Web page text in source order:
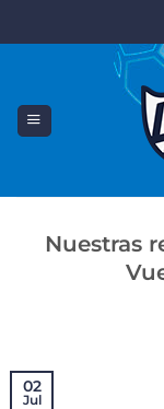
Nuestras
02
Jul